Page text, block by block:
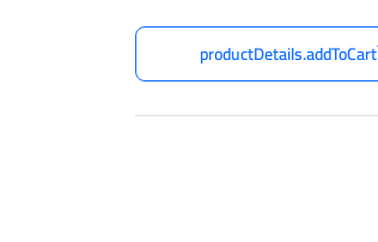
productDetails.addToCart